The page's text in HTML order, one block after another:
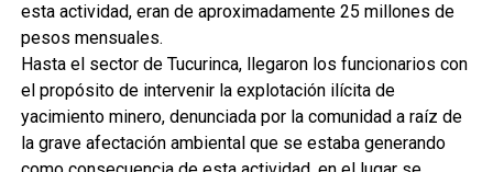
esta actividad, eran de aproximadamente 25 millones de
pesos mensuales.
Hasta el sector de Tucurinca, llegaron los funcionarios con
el propósito de intervenir la explotación ilícita de
yacimiento minero, denunciada por la comunidad a raíz de
la grave afectación ambiental que se estaba generando